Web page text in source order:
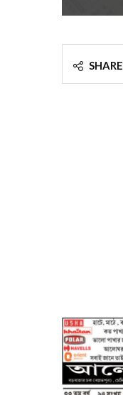
SHARE